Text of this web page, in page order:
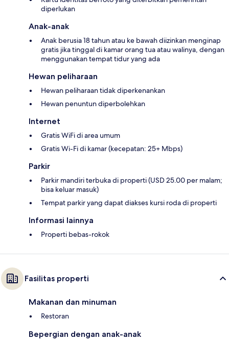
diperlukan
Anak-anak
Anak berusia 18 tahun atau ke bawah diizinkan menginap
gratis jika tinggal di kamar orang tua atau walinya, dengan
menggunakan tempat tidur yang ada
Hewan peliharaan
Hewan peliharaan tidak diperkenankan
Hewan penuntun diperbolehkan
Internet
Gratis WiFi di area umum
Gratis Wi-Fi di kamar (kecepatan: 25+ Mbps)
Parkir
Parkir mandiri terbuka di properti (USD 25.00 per malam;
bisa keluar masuk)
Tempat parkir yang dapat diakses kursi roda di properti
Informasi lainnya
Properti bebas-rokok
Fasilitas properti
Makanan dan minuman
Restoran
Bepergian dengan anak-anak